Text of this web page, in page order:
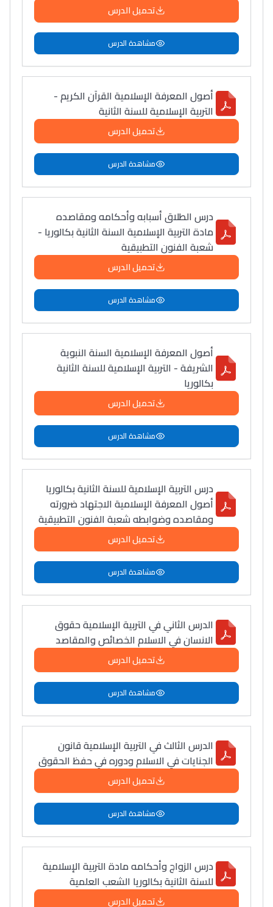
Lycée Maroc
تحميل الدرس
مشاهدة الدرس
أصول المعرفة الإسلامية القرآن الكريم -
التربية الإسلامية للسنة الثانية
تحميل الدرس
مشاهدة الدرس
درس الطلاق أسبابه وأحكامه ومقاصده
مادة التربية الإسلامية السنة الثانية بكالوريا -
شعبة الفنون التطبيقية
تحميل الدرس
مشاهدة الدرس
أصول المعرفة الإسلامية السنة النبوية
الشريفة - التربية الإسلامية للسنة الثانية
بكالوريا
تحميل الدرس
مشاهدة الدرس
درس التربية الإسلامية للسنة الثانية بكالوريا
أصول المعرفة الإسلامية الاجتهاد ضرورته
ومقاصده وضوابطه شعبة الفنون التطبيقية
تحميل الدرس
مشاهدة الدرس
الدرس الثاني في التربية الإسلامية حقوق
الانسان في الاسلام الخصائص والمقاصد
تحميل الدرس
مشاهدة الدرس
الدرس الثالث في التربية الإسلامية قانون
الجنايات في الاسلام ودوره في حفظ الحقوق
تحميل الدرس
مشاهدة الدرس
درس الزواج وأحكامه مادة التربية الإسلامية
للسنة الثانية بكالوريا الشعب العلمية
تحميل الدرس